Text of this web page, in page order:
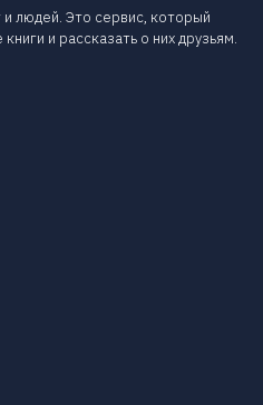
людей. Это сервис, который
и рассказать о них друзьям.